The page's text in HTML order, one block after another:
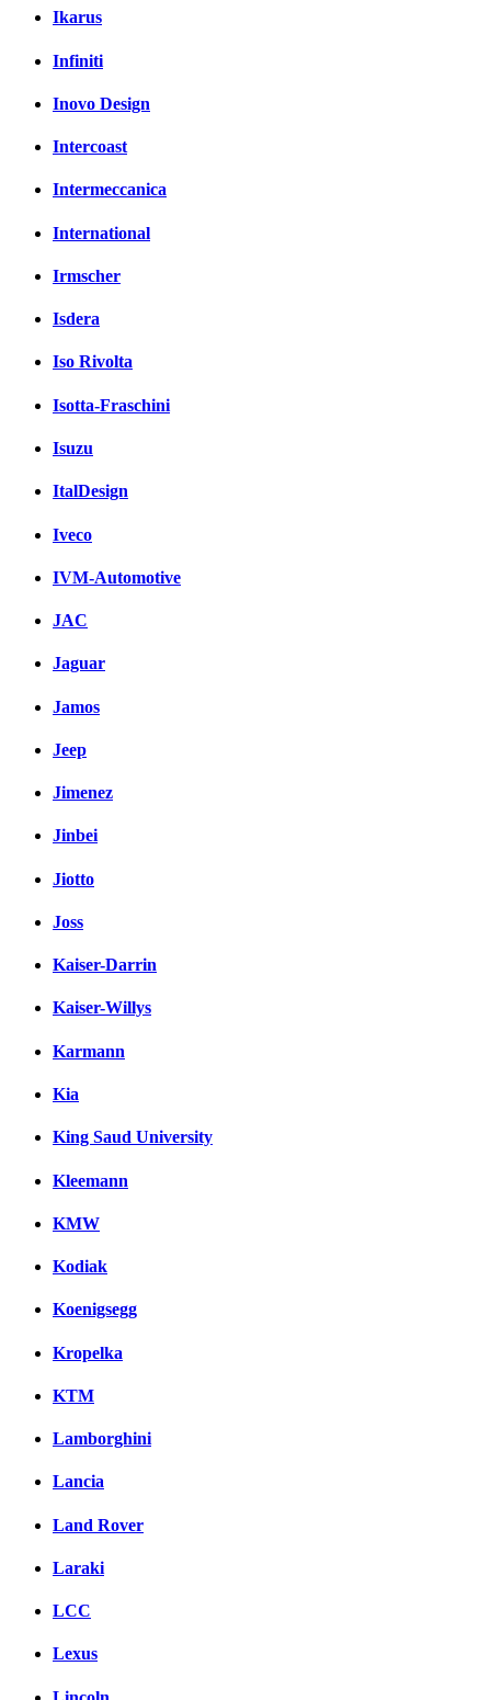
Ikarus
Infiniti
Inovo Design
Intercoast
Intermeccanica
International
Irmscher
Isdera
Iso Rivolta
Isotta-Fraschini
Isuzu
ItalDesign
Iveco
IVM-Automotive
JAC
Jaguar
Jamos
Jeep
Jimenez
Jinbei
Jiotto
Joss
Kaiser-Darrin
Kaiser-Willys
Karmann
Kia
King Saud University
Kleemann
KMW
Kodiak
Koenigsegg
Kropelka
KTM
Lamborghini
Lancia
Land Rover
Laraki
LCC
Lexus